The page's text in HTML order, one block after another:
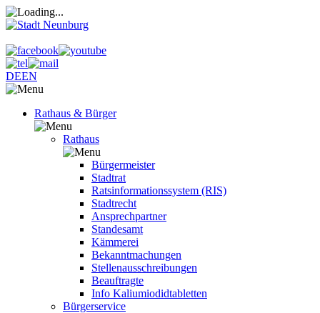
DEEN
Rathaus & Bürger
Rathaus
Bürgermeister
Stadtrat
Ratsinformationssystem (RIS)
Stadtrecht
Ansprechpartner
Standesamt
Kämmerei
Bekanntmachungen
Stellenausschreibungen
Beauftragte
Info Kaliumiodidtabletten
Bürgerservice